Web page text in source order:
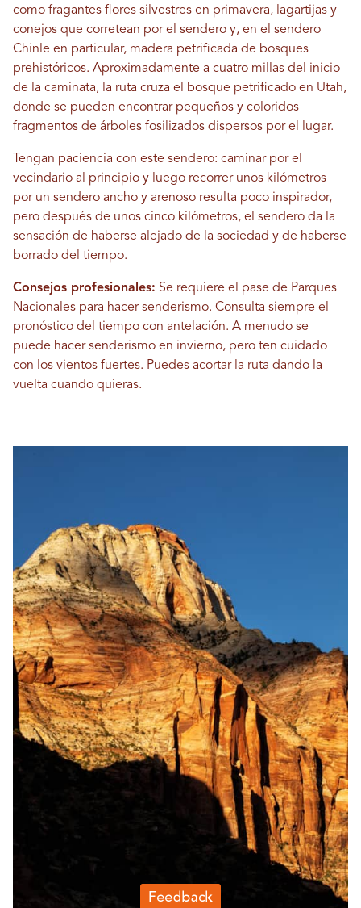
como fragantes flores silvestres en primavera, lagartijas y
conejos que corretean por el sendero y, en el sendero
Chinle en particular, madera petrificada de bosques
prehistóricos. Aproximadamente a cuatro millas del inicio
de la caminata, la ruta cruza el bosque petrificado en Utah,
donde se pueden encontrar pequeños y coloridos
fragmentos de árboles fosilizados dispersos por el lugar.
Tengan paciencia con este sendero: caminar por el
vecindario al principio y luego recorrer unos kilómetros
por un sendero ancho y arenoso resulta poco inspirador,
pero después de unos cinco kilómetros, el sendero da la
sensación de haberse alejado de la sociedad y de haberse
borrado del tiempo.
Consejos profesionales: Se requiere el pase de Parques
Nacionales para hacer senderismo. Consulta siempre el
pronóstico del tiempo con antelación. A menudo se
puede hacer senderismo en invierno, pero ten cuidado
con los vientos fuertes. Puedes acortar la ruta dando la
vuelta cuando quieras.